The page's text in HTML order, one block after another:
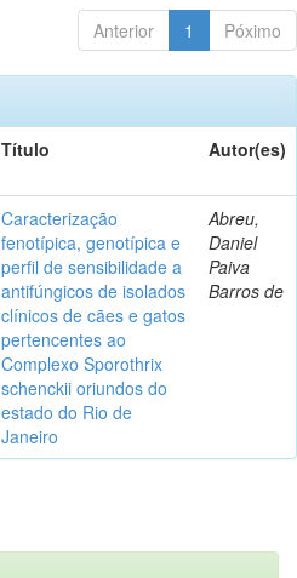
Anterior 1 Póximo
Título Autor(es)
Caracterização
fenotípica, genotípica e
perfil de sensibilidade a
antifúngicos de isolados
clínicos de cães e gatos
pertencentes ao
Complexo Sporothrix
schenckii oriundos do
estado do Rio de
Janeiro
Abreu,
Daniel
Paiva
Barros de